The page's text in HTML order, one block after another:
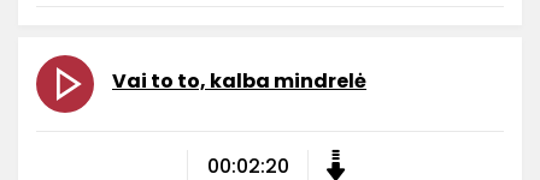
Vai to to, kalba mindrelė
00:02:20